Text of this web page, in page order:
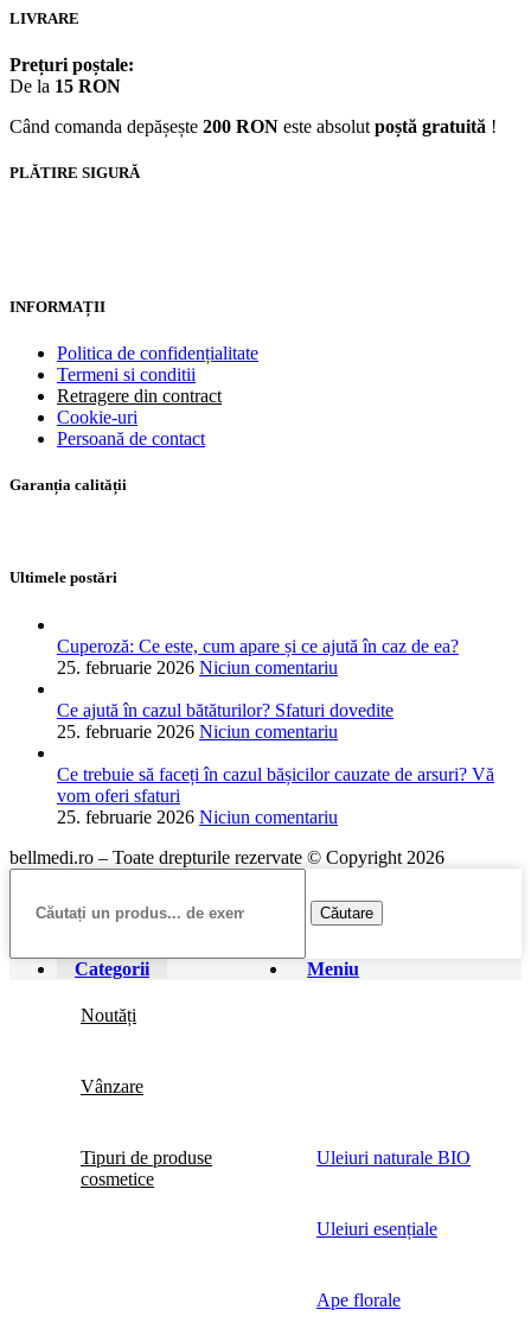
LIVRARE
Prețuri poștale:
De la 15 RON
Când comanda depășește 200 RON este absolut poștă gratuită !
PLĂTIRE SIGURĂ
INFORMAȚII
Politica de confidențialitate
Termeni si conditii
Retragere din contract
Cookie-uri
Persoană de contact
Garanția calității
Ultimele postări
Cuperoză: Ce este, cum apare și ce ajută în caz de ea?
25. februarie 2026 Niciun comentariu
Ce ajută în cazul bătăturilor? Sfaturi dovedite
25. februarie 2026 Niciun comentariu
Ce trebuie să faceți în cazul bășicilor cauzate de arsuri? Vă
vom oferi sfaturi
25. februarie 2026 Niciun comentariu
bellmedi.ro – Toate drepturile rezervate © Copyright 2026
Căutare
Meniu
Categorii
Noutăți
Vânzare
Tipuri de produse
cosmetice
Uleiuri naturale BIO
Uleiuri esențiale
Ape florale